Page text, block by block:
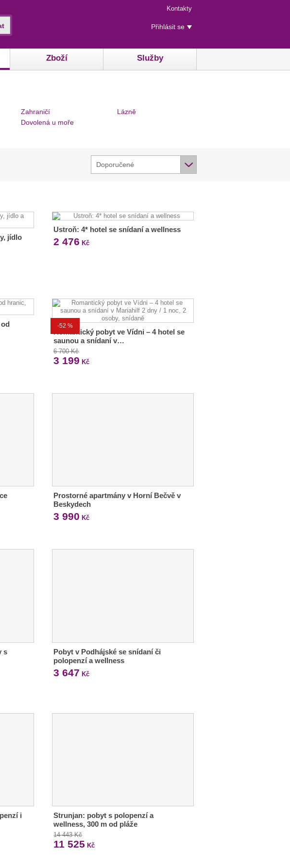
Menu
rychlého
přístupu
Kontakty
Uživatelské
menu
Přihlásit se
Zboží Služby
Zahraničí
Dovolená u moře
Lázně
Doporučené
jídlo
Ustroň: 4* hotel se snídaní a wellness
2 476 Kč
-52 %
Romantický pobyt ve Vídni – 4 hotel se
saunou a snídaní v…
6 700 Kč
3 199 Kč
Prostorné apartmány v Horní Bečvě v
Beskydech
3 990 Kč
s
Pobyt v Podhájské se snídaní či
polopenzí a wellness
3 647 Kč
i
Strunjan: pobyt s polopenzí a
wellness, 300 m od pláže
14 443 Kč
11 525 Kč